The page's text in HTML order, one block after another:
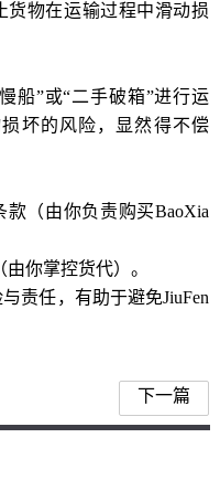
货物在运输过程中滑动损
船”或“二手破箱”进行运
坏的风险，显然得不偿
（由你负责购买BaoXia
你掌控货代）。
责任，有助于避免JiuFen
下一篇